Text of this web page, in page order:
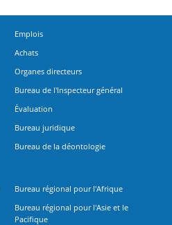
Emplois
Achats
Organes directeurs
Bureau de l'Inspecteur général
Évaluation
Bureau juridique
Bureau de la déontologie
Bureau régional pour l'Afrique
Bureau régional pour l'Asie et le
Pacifique